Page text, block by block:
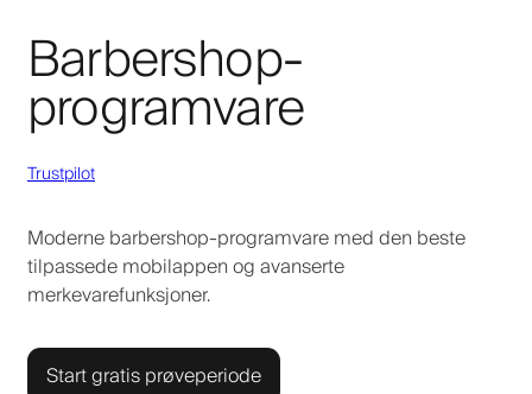
Barbershop-
programvare
Trustpilot
Moderne barbershop-programvare med den beste
tilpassede mobilappen og avanserte
merkevarefunksjoner.
Start gratis prøveperiode